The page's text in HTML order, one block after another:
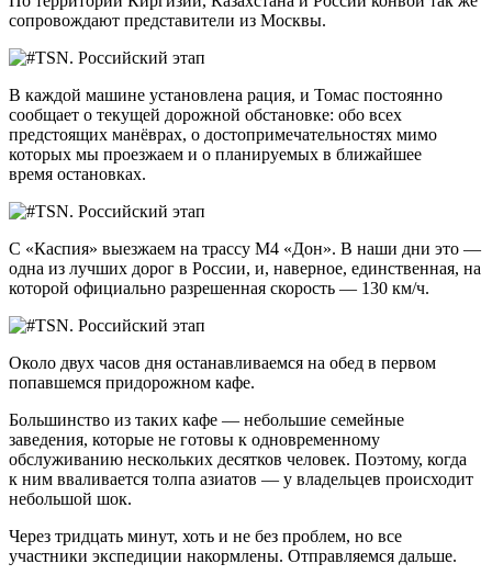
сопровождают представители из Москвы.
В каждой машине установлена рация, и Томас постоянно
сообщает о текущей дорожной обстановке: обо всех
предстоящих манёврах, о достопримечательностях мимо
которых мы проезжаем и о планируемых в ближайшее
время остановках.
С «Каспия» выезжаем на трассу М4 «Дон». В наши дни это —
одна из лучших дорог в России, и, наверное, единственная, на
которой официально разрешенная скорость — 130 км/ч.
Около двух часов дня останавливаемся на обед в первом
попавшемся придорожном кафе.
Большинство из таких кафе — небольшие семейные
заведения, которые не готовы к одновременному
обслуживанию нескольких десятков человек. Поэтому, когда
к ним вваливается толпа азиатов — у владельцев происходит
небольшой шок.
Через тридцать минут, хоть и не без проблем, но все
участники экспедиции накормлены. Отправляемся дальше.